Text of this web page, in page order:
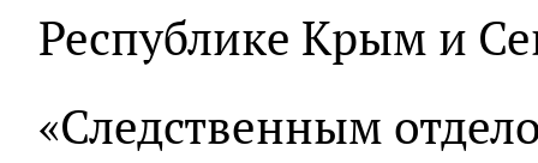
Республике Крым и
«Следственным